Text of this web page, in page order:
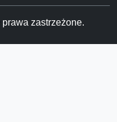
zastrzeżone.